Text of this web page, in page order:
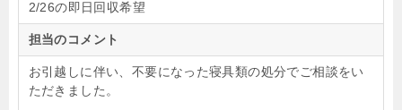
2/26の即日回収希望
担当のコメント
お引越しに伴い、不要になった寝具類の処分でご相談をい
ただきました。